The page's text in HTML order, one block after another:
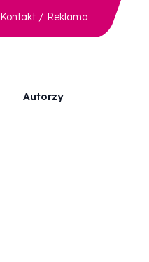
Kontakt / Reklama
Autorzy